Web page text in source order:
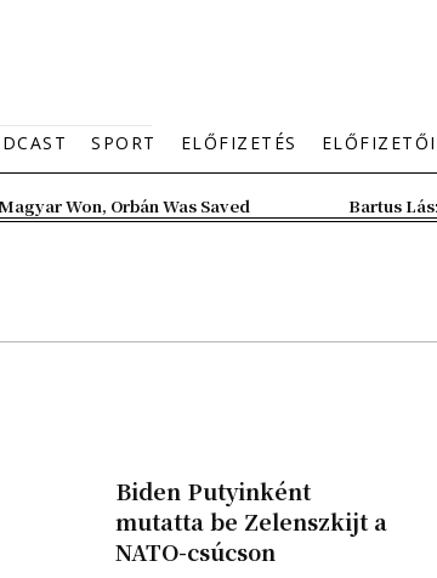
SPORT ELŐFIZETÉS
Won, Orbán Was Saved Bartus
Biden Putyinként
mutatta be Zelenszkijt a
NATO-csúcson